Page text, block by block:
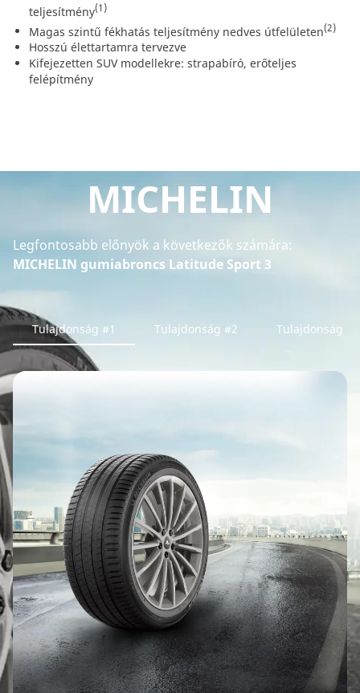
teljesítmény(1)
Magas szintű fékhatás teljesítmény nedves útfelületen(2)
Hosszú élettartamra tervezve
Kifejezetten SUV modellekre: strapabíró, erőteljes
felépítmény
MICHELIN
Legfontosabb előnyök a következők számára:
MICHELIN gumiabroncs Latitude Sport 3
Tulajdonság #1 Tulajdonság #2 Tulajdonság #3